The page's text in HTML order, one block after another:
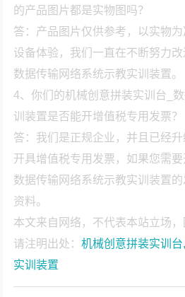
的产品图片都是实物图吗？
答：产品图片仅供参考，以实物
设备体验，我们一直在不断努力改
数据传输网络系统示教实训装置。
4、你们的机械创意拼装实训台_
训装置是否能开增值税专用发票？
答：我们是正规企业，并且已经
开具增值税专用发票，如果您需要
数据传输网络系统示教实训装置
资料。
本文来自网络，不代表本站立场
请注明出处：机械创意拼装实训
实训装置